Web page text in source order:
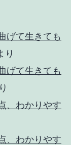
げて生きても
り
げて生きても
、わかりやす
、わかりやす